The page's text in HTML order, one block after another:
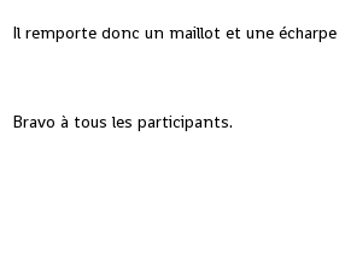
Il remporte donc un maillot et une écharpe
Bravo à tous les participants.